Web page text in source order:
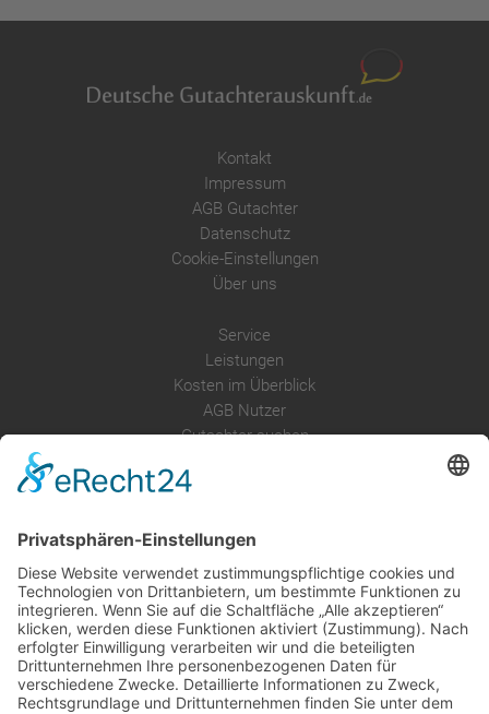
Kontakt
Impressum
AGB Gutachter
Datenschutz
Cookie-Einstellungen
Über uns
Service
Leistungen
Kosten im Überblick
AGB Nutzer
Gutachter suchen
Anfrage
Presse
Partner: Der DGuSV
als Gutachter eintragen
Infos für Suchende